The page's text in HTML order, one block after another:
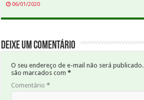
06/01/2020
Deixe um comentário
O seu endereço de e-mail não será publicado.
são marcados com*
Comentário*